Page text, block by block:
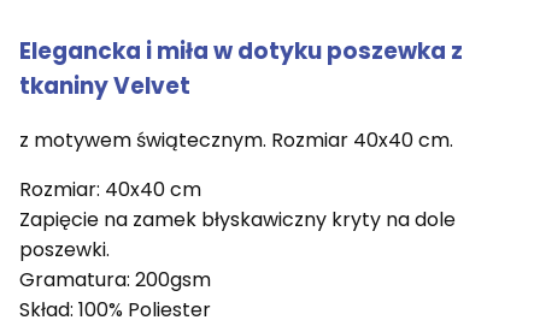
Elegancka i miła w dotyku poszewka z
tkaniny Velvet
z motywem świątecznym. Rozmiar 40x40 cm.
Rozmiar: 40x40 cm
Zapięcie na zamek błyskawiczny kryty na dole
poszewki.
Gramatura: 200gsm
Skład: 100% Poliester